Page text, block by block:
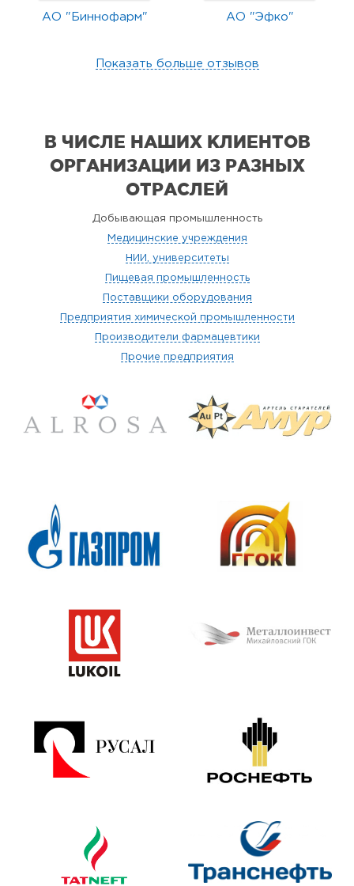
АО "Биннофарм" АО "Эфко"
Показать больше отзывов
В ЧИСЛЕ НАШИХ КЛИЕНТОВ
ОРГАНИЗАЦИИ ИЗ РАЗНЫХ
ОТРАСЛЕЙ
Добывающая промышленность
Медицинские учреждения
НИИ, университеты
Пищевая промышленность
Поставщики оборудования
Предприятия химической промышленности
Производители фармацевтики
Прочие предприятия